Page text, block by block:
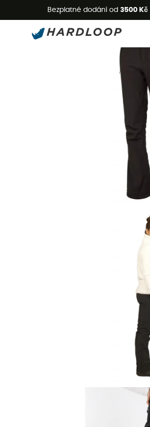
Bezplatné dodání od 3500 Kč